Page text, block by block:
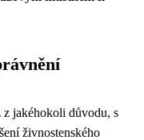
jakéhokoli důvodu, s
živnostenského